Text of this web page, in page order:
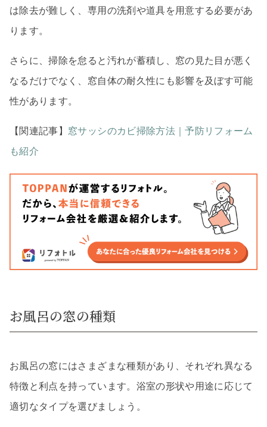
は除去が難しく、専用の洗剤や道具を用意する必要があ
ります。
さらに、掃除を怠ると汚れが蓄積し、窓の見た目が悪く
なるだけでなく、窓自体の耐久性にも影響を及ぼす可能
性があります。
【関連記事】 窓サッシのカビ掃除方法｜予防リフォーム
も紹介
お風呂の窓の種類
お風呂の窓にはさまざまな種類があり、それぞれ異なる
特徴と利点を持っています。浴室の形状や用途に応じて
適切なタイプを選びましょう。